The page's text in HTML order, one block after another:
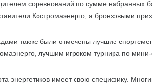
соревнований по сумме набранных
Костромаэнерго, а бронзовыми
также были отмечены лучшие
лучшим игроком турнира по
энергетиков имеет свою специфику.